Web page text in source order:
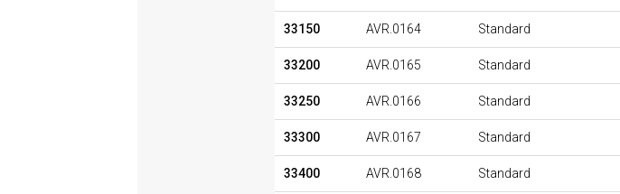
33150 AVR.0164 Standard
33200 AVR.0165 Standard
33250 AVR.0166 Standard
33300 AVR.0167 Standard
33400 AVR.0168 Standard